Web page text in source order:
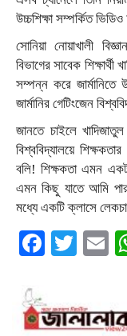
উচ্চশিক্ষা সম্পর্কিত
সোনিয়া নোয়াখালী
বিভাগের সাবেক
সম্পন্ন করে জার্মানিতে
জার্মানির গেটিংজেন
জানতে চাইলে
বিশ্ববিদ্যালয়ে
বলি! শিক্ষকতা এমন
এমন কিছু যাতে আমি
মধ্যে একটি ক্লাসে